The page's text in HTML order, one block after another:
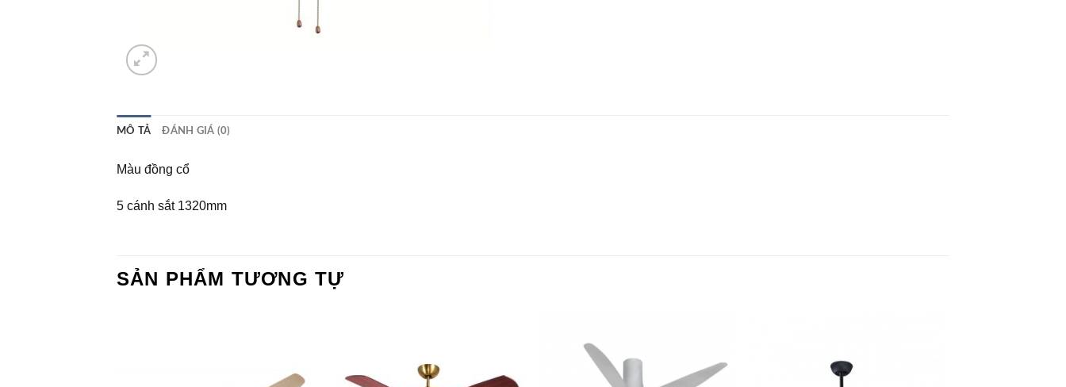
MÔ TẢ ĐÁNH GIÁ (0)
Màu đồng cổ
5 cánh sắt 1320mm
SẢN PHẨM TƯƠNG TỰ
Wishlist